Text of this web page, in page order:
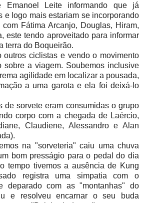
Emanoel Leite informando que já
e logo mais estariam se incorporando
Fátima Arcanjo, Douglas, Hiram,
este tendo aproveitado para informar
terra do Boqueirão.
outros ciclistas e vendo o movimento
sobre a viagem. Soubemos inclusive
agilidade em localizar a pousada,
a uma garota e ela foi deixá-lo
de sorvete eram consumidas o grupo
corpo com a chegada de Laércio,
Claudiene, Alessandro e Alan
na "sorveteria" caiu uma chuva
bom presságio para o pedal do dia
tempo tivemos a ausência de Kung
registra uma simpatia com o
deparado com as "montanhas" do
e resolveu encarnar o seu buda